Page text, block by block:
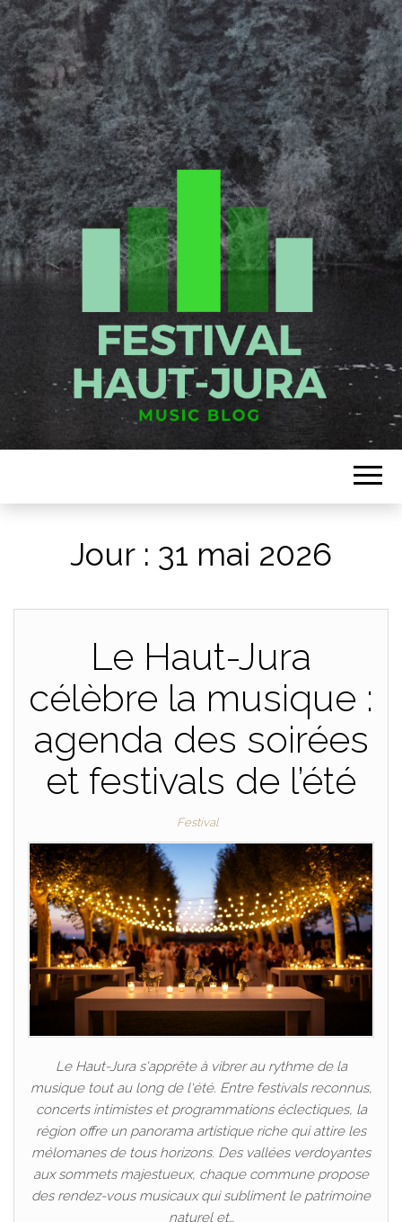
FESTIVAL
HAUT JURA
Music blog
Jour : 31 mai 2026
Le Haut-Jura
célèbre la musique :
agenda des soirées
et festivals de l’été
Festival
Le Haut-Jura s'apprête à vibrer au rythme de la
musique tout au long de l'été. Entre festivals reconnus,
concerts intimistes et programmations éclectiques, la
région offre un panorama artistique riche qui attire les
mélomanes de tous horizons. Des vallées verdoyantes
aux sommets majestueux, chaque commune propose
des rendez-vous musicaux qui subliment le patrimoine
naturel et…